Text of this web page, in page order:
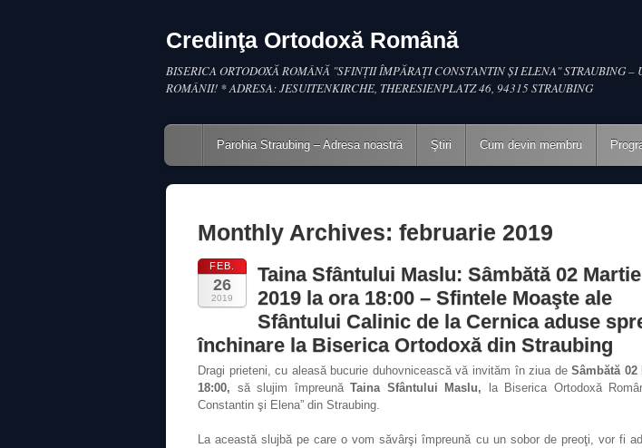
Credinţa Ortodoxă Română
BISERICA ORTODOXĂ ROMÂNĂ "SFINŢII ÎMPĂRAŢI CONSTANTIN ŞI ELENA" STRAUBING
ROMÂNII! * ADRESA: JESUITENKIRCHE, THERESIENPLATZ 46, 94315 STRAUBING
Main menu
Skip to content
Parohia Straubing – Adresa noastră Ştiri Cum devin membru
Monthly Archives: februarie 2019
FEB.
26
2019
Taina Sfântului Maslu: Sâmbătă 02 Martie
2019 la ora 18:00 – Sfintele Moaşte ale
Sfântului Calinic de la Cernica aduse
închinare la Biserica Ortodoxă din Straubing
Dragi prieteni, cu aleasă bucurie duhovnicească vă invităm în ziua deSâmbătă 02
18:00, să slujim împreună Taina Sfântului Maslu, la Biserica Ortodoxă
Constantin şi Elena” din Straubing.
La această slujbă pe care o vom săvârşi împreună cu un sobor de preoţi, vor fi